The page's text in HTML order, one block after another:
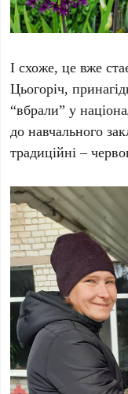
І схоже, це вже
Цьогоріч,
“вбрали” у
до навчального
традиційні –